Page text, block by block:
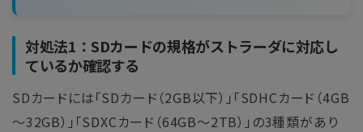
対処法1：SDカードの規格がストラーダに対応し
ているか確認する
SDカードには「SDカード（2GB以下）」「SDHCカード（4GB
～32GB）」「SDXCカード（64GB～2TB）」の3種類があり